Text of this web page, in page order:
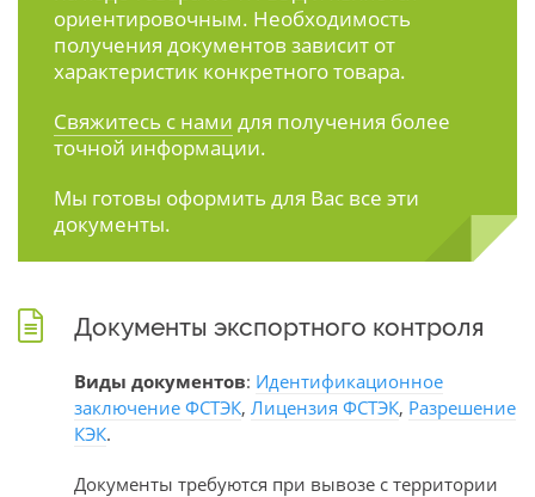
ориентировочным. Необходимость
получения документов зависит от
характеристик конкретного товара.
Свяжитесь с нами для получения более
точной информации.
Мы готовы оформить для Вас все эти
документы.
Документы экспортного контроля
Виды документов: Идентификационное
заключение ФСТЭК, Лицензия ФСТЭК, Разрешение
КЭК.
Документы требуются при вывозе с территории